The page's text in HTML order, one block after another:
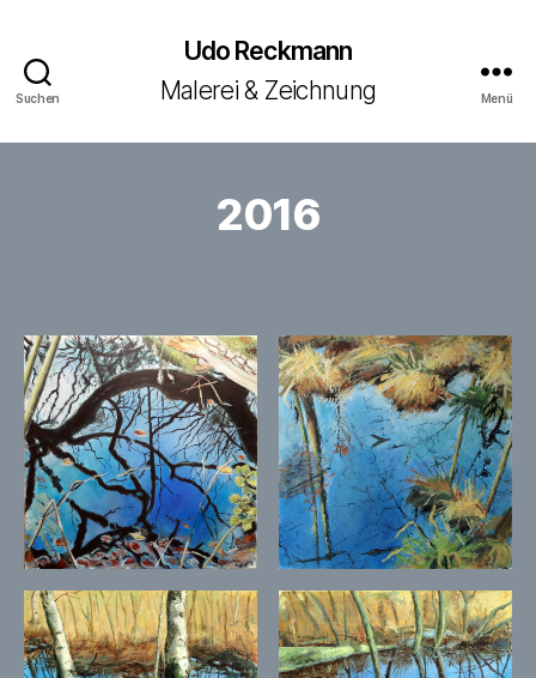
Suchen
Udo Reckmann
Malerei & Zeichnung
Menü
2016